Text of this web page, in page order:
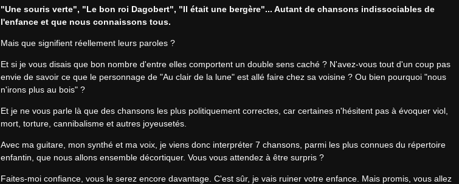
"Une souris verte", "Le bon roi Dagobert", "Il était une bergère"... Autant de chansons indissociables de
l'enfance et que nous connaissons tous.
Mais que signifient réellement leurs paroles ?
Et si je vous disais que bon nombre d'entre elles comportent un double sens caché ? N'avez-vous tout d'un coup pas
envie de savoir ce que le personnage de "Au clair de la lune" est allé faire chez sa voisine ? Ou bien pourquoi "nous
n'irons plus au bois" ?
Et je ne vous parle là que des chansons les plus politiquement correctes, car certaines n'hésitent pas à évoquer viol,
mort, torture, cannibalisme et autres joyeusetés.
Avec ma guitare, mon synthé et ma voix, je viens donc interpréter 7 chansons, parmi les plus connues du répertoire
enfantin, que nous allons ensemble décortiquer. Vous vous attendez à être surpris ?
Faites-moi confiance, vous le serez encore davantage. C'est sûr, je vais ruiner votre enfance. Mais promis, vous allez